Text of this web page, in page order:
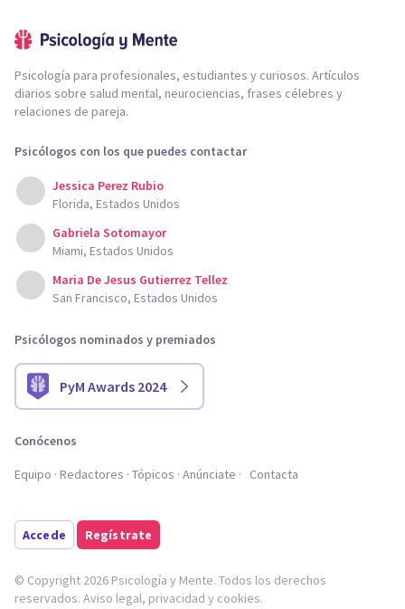
Psicología para profesionales, estudiantes y curiosos. Artículos
diarios sobre salud mental, neurociencias, frases célebres y
relaciones de pareja.
Psicólogos con los que puedes contactar
Jessica Perez Rubio
Florida, Estados Unidos
Gabriela Sotomayor
Miami, Estados Unidos
Maria De Jesus Gutierrez Tellez
San Francisco, Estados Unidos
Psicólogos nominados y premiados
PyM Awards 2024
Conócenos
Equipo Redactores Tópicos Anúnciate Contacta
Accede Regístrate
© Copyright 2026 Psicología y Mente. Todos los derechos
reservados. Aviso legal, privacidad y cookies.